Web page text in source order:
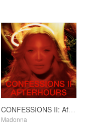
CONFESSIONS II: Afterhours Edition
Madonna